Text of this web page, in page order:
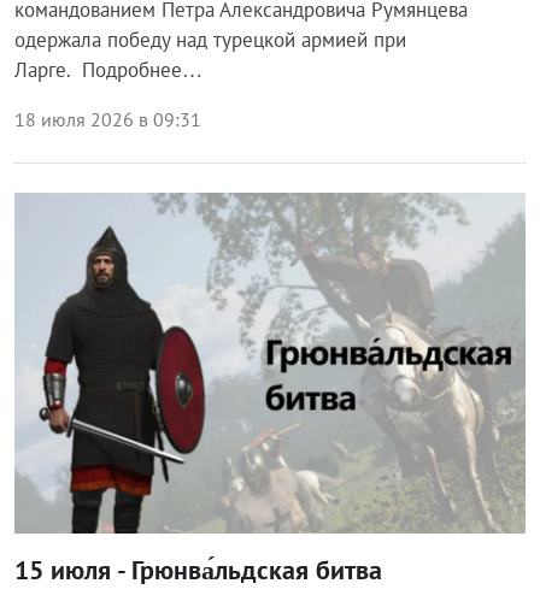
командованием Петра Александровича Румянцева
одержала победу над турецкой армией при
Ларге. Подробнее…
18 июля 2026 в 09:31
Общество
15 июля - Грюнва́льдская битва